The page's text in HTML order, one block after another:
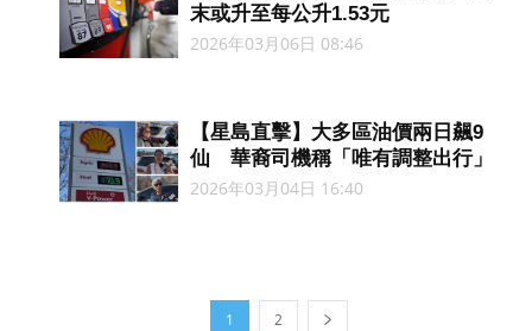
末或升至每公升1.53元
2026年03月06日 08:46
【星島直擊】大多區油價兩日飆9
仙 華裔司機稱「唯有調整出行」
2026年03月04日 16:40
1 2